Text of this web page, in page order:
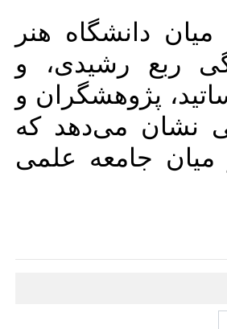
دانشگاه هنر
رشیدی، و
پژوهشگران و
می‌دهد که
جامعه علمی